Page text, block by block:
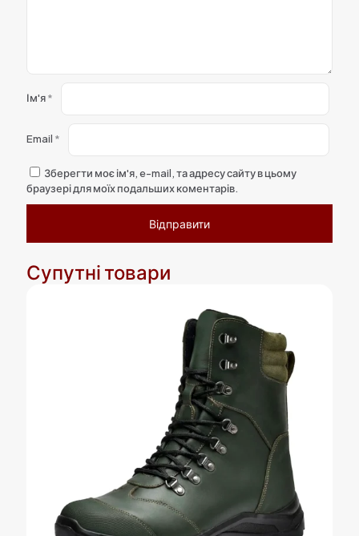
Ім'я*
Email *
Зберегти моє ім'я, e-mail, та адресу сайту в цьому
браузері для моїх подальших коментарів.
Супутні товари